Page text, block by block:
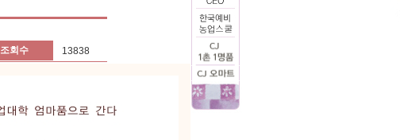
조회수 13838